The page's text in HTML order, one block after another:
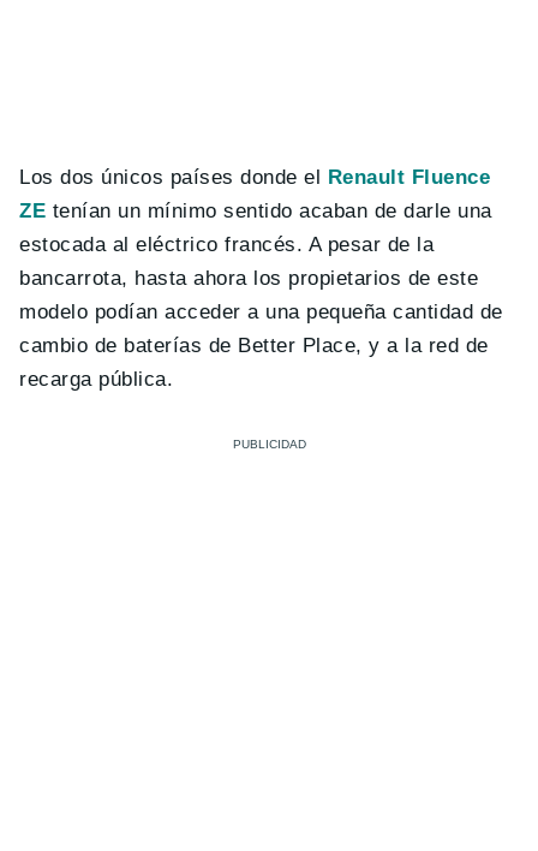
Los dos únicos países donde el
Renault Fluence
ZE tenían un mínimo sentido acaban de darle una
estocada al eléctrico francés. A pesar de la
bancarrota, hasta ahora los propietarios de este
modelo podían acceder a una pequeña cantidad de
cambio de baterías de Better Place, y a la red de
recarga pública.